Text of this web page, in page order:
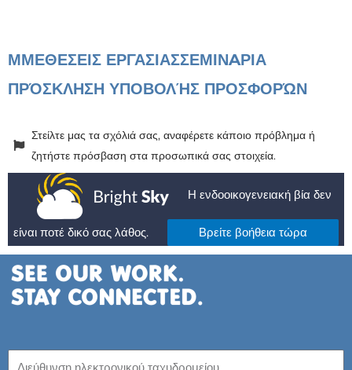
ΜΜΕΘΕΣΕΙΣ ΕΡΓΑΣΙΑΣΣΕΜΙΝAΡΙΑ
ΠΡΌΣΚΛΗΣΗ ΥΠΟΒΟΛΉΣ ΠΡΟΣΦΟΡΏΝ
Στείλτε μας τα σχόλιά σας, αναφέρετε κάποιο πρόβλημα ή
ζητήστε πρόσβαση στα προσωπικά σας στοιχεία.
Η ενδοοικογενειακή βία δεν
είναι ποτέ δικό σας λάθος. Βρείτε βοήθεια τώρα